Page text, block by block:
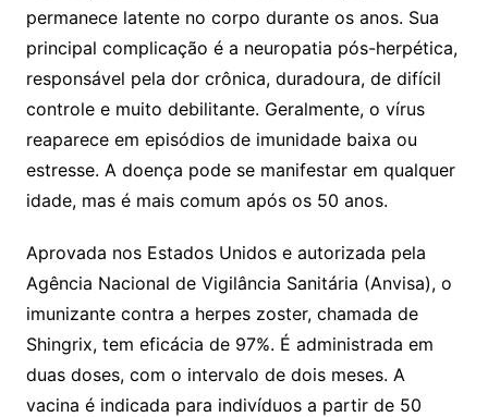
permanece latente no corpo durante os anos. Sua
principal complicação é a neuropatia pós-herpética,
responsável pela dor crônica, duradoura, de difícil
controle e muito debilitante. Geralmente, o vírus
reaparece em episódios de imunidade baixa ou
estresse. A doença pode se manifestar em qualquer
idade, mas é mais comum após os 50 anos.
Aprovada nos Estados Unidos e autorizada pela
Agência Nacional de Vigilância Sanitária (Anvisa), o
imunizante contra a herpes zoster, chamada de
Shingrix, tem eficácia de 97%. É administrada em
duas doses, com o intervalo de dois meses. A
vacina é indicada para indivíduos a partir de 50